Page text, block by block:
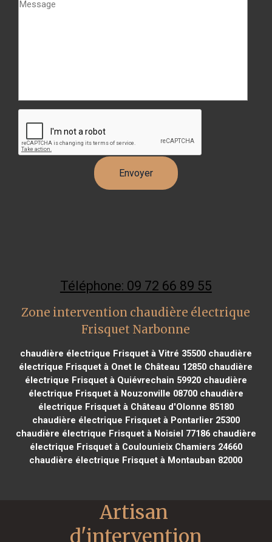
Téléphone: 09 72 66 89 55
Zone intervention chaudière électrique
Frisquet Narbonne
chaudière électrique Frisquet à Vitré 35500chaudière
électrique Frisquet à Onet le Château 12850 chaudière
électrique Frisquet à Quiévrechain 59920chaudière
électrique Frisquet à Nouzonville 08700chaudière
électrique Frisquet à Château d'Olonne 85180
chaudière électrique Frisquet à Pontarlier 25300
chaudière électrique Frisquet à Noisiel 77186chaudière
électrique Frisquet à Coulounieix Chamiers 24660
chaudière électrique Frisquet à Montauban 82000
Artisan
d'intervention